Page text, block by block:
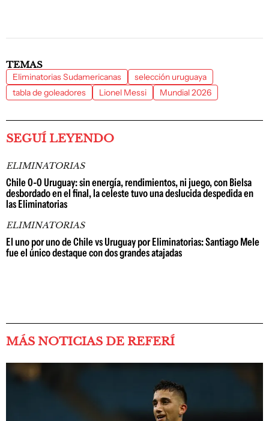
TEMAS
Eliminatorias Sudamericanas
selección uruguaya
tabla de goleadores
Lionel Messi Mundial 2026
SEGUÍ LEYENDO
ELIMINATORIAS
Chile 0-0 Uruguay: sin energía, rendimientos, ni juego, con Bielsa
desbordado en el final, la celeste tuvo una deslucida despedida en
las Eliminatorias
ELIMINATORIAS
El uno por uno de Chile vs Uruguay por Eliminatorias: Santiago Mele
fue el único destaque con dos grandes atajadas
MÁS NOTICIAS DE REFERÍ